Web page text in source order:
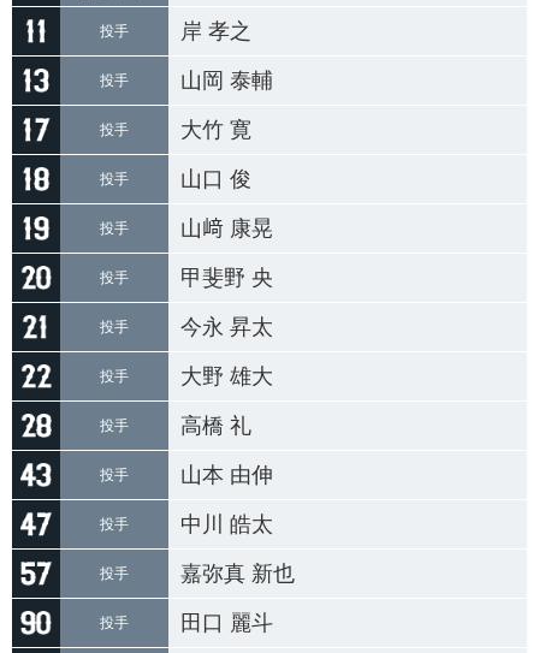
投手 岸 孝之
投手 山岡 泰輔
投手 大竹 寛
投手 山口 俊
投手 山﨑 康晃
投手 甲斐野 央
投手 今永 昇太
投手 大野 雄大
投手 高橋 礼
投手 山本 由伸
投手 中川 皓太
投手 嘉弥真 新也
投手 田口 麗斗